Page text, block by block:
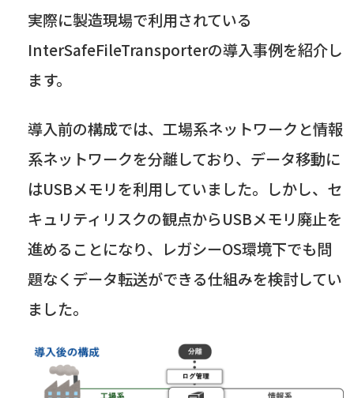
実際に製造現場で利用されている
InterSafeFileTransporterの導入事例を紹介し
ます。
導入前の構成では、工場系ネットワークと情報
系ネットワークを分離しており、データ移動に
はUSBメモリを利用していました。しかし、セ
キュリティリスクの観点からUSBメモリ廃止を
進めることになり、レガシーOS環境下でも問
題なくデータ転送ができる仕組みを検討してい
ました。